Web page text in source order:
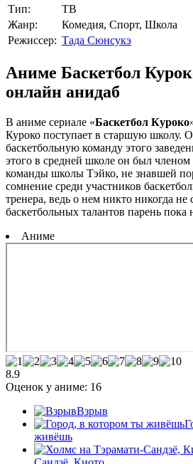
Тип:
ТВ
Жанр:
Комедия, Спорт, Школа
Режиссер: Тада Сюнсукэ
Аниме Баскетбол
онлайн анидаб
В аниме сериале «Баскетбол Куроко
Куроко поступает в старшую школу.
баскетбольную команду этого
этого в средней школе он был членом
команды школы Тэйко, не знавшей
сомнение среди участников
тренера, ведь о нем никто никогда
баскетбольных талантов парень пока
Аниме
8.9
Оценок у аниме: 16
Взрыв
живёшь